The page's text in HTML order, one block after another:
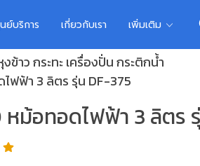
ย์บริการ เกี่ยวกับเรา เพิ่มเติม
ข้าว กระทะ เครื่องปั่น กระติกน้ำ
ฟฟ้า 3 ลิตร รุ่น DF-375
หม้อทอดไฟฟ้า 3 ลิตร